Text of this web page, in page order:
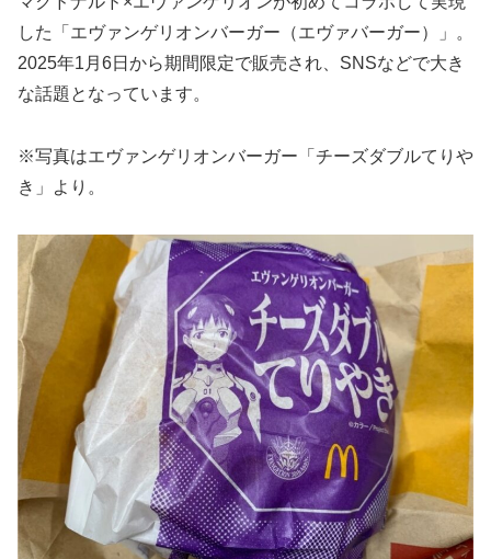
した「エヴァンゲリオンバーガー（エヴァバーガー）」。
2025年1月6日から期間限定で販売され、SNSなどで大き
な話題となっています。
※写真はエヴァンゲリオンバーガー「チーズダブルてりや
き」より。